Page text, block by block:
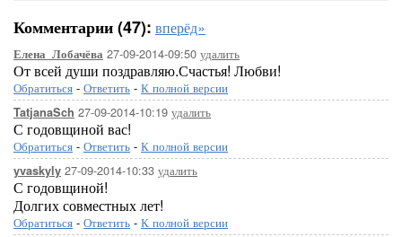
Комментарии (47): вперёд»
Елена_Лобачёва 27-09-2014-09:50 удалить
От всей души поздравляю.Счастья! Любви!
Обратиться - Ответить - К полной версии
TatjanaSch 27-09-2014-10:19 удалить
С годовщиной вас!
Обратиться - Ответить - К полной версии
yvaskyly 27-09-2014-10:33 удалить
С годовщиной!
Долгих совместных лет!
Обратиться - Ответить - К полной версии